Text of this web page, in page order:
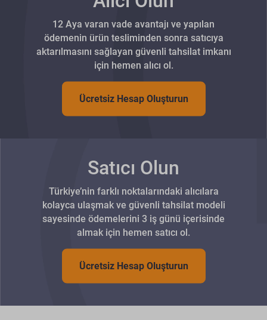
12 Aya varan vade avantajı ve yapılan
ödemenin ürün tesliminden sonra satıcıya
aktarılmasını sağlayan güvenli tahsilat imkanı
için hemen alıcı ol.
Ücretsiz Hesap Oluşturun
Satıcı Olun
Türkiye’nin farklı noktalarındaki alıcılara
kolayca ulaşmak ve güvenli tahsilat modeli
sayesinde ödemelerini 3 iş günü içerisinde
almak için hemen satıcı ol.
Ücretsiz Hesap Oluşturun